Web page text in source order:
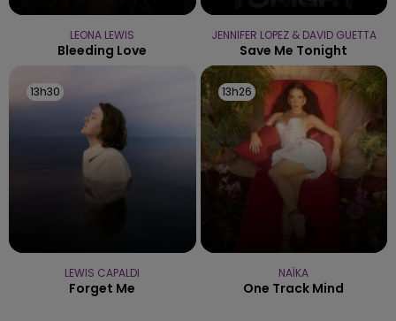
LEONA LEWIS
Bleeding Love
JENNIFER LOPEZ & DAVID GUETTA
Save Me Tonight
13h30
13h30
LEWIS CAPALDI
Forget Me
13h26
13h26
NAÏKA
One Track Mind